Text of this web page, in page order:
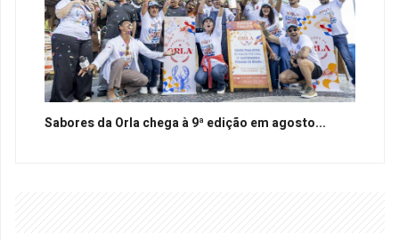
Sabores da Orla chega à 9ª edição em agosto...